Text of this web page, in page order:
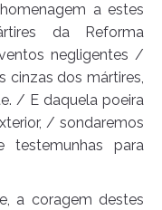
a estes
da Reforma
negligentes /
cinzas dos mártires,
/ E daquela poeira
/ sondaremos
para
a coragem destes